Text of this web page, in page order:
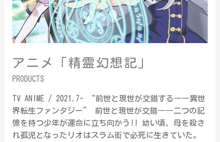
アニメ「精霊幻想記」
PRODUCTS
TV ANIME / 2021.7- “前世と現世が交錯する――異世
界転生ファンタジー” 前世と現世が交錯――二つの記
憶を持つ少年が運命に立ち向かう!! 幼い頃、母を殺さ
れ孤児となったリオはスラム街で必死に生きていた。